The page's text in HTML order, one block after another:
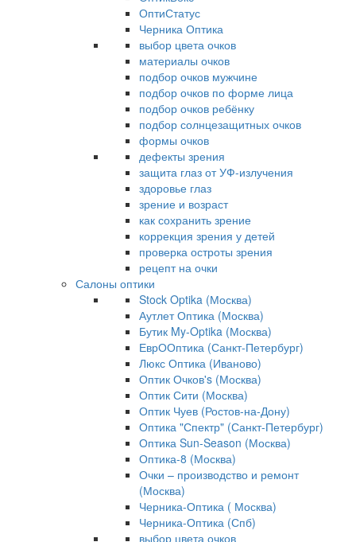
ОптиСтатус
Черника Оптика
выбор цвета очков
материалы очков
подбор очков мужчине
подбор очков по форме лица
подбор очков ребёнку
подбор солнцезащитных очков
формы очков
дефекты зрения
защита глаз от УФ-излучения
здоровье глаз
зрение и возраст
как сохранить зрение
коррекция зрения у детей
проверка остроты зрения
рецепт на очки
Салоны оптики
Stock Optika (Москва)
Аутлет Оптика (Москва)
Бутик My-Optika (Москва)
ЕврООптика (Санкт-Петербург)
Люкс Оптика (Иваново)
Оптик Очков's (Москва)
Оптик Сити (Москва)
Оптик Чуев (Ростов-на-Дону)
Оптика "Спектр" (Санкт-Петербург)
Оптика Sun-Season (Москва)
Оптика-8 (Москва)
Очки – производство и ремонт
(Москва)
Черника-Оптика ( Москва)
Черника-Оптика (Спб)
выбор цвета очков